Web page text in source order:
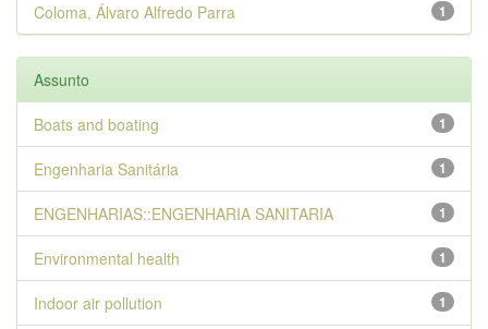
1
Coloma, Álvaro Alfredo Parra
Assunto
1
Boats and boating
1
Engenharia Sanitária
1
ENGENHARIAS::ENGENHARIA SANITARIA
1
Environmental health
1
Indoor air pollution